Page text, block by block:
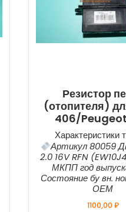
Резистор
(отопителя)
406/
Характеристики
Артикул 80059
2.0 16V RFN
МКПП год
Состояние бу вн.
ОЕМ
1100,00₽